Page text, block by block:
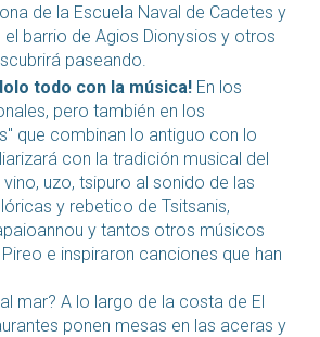
de la Escuela Naval de Cadetes y
el barrio de Agios Dionysios y otros
paseando.
todo con la música!En los
pero también en los
que combinan lo antiguo con lo
con la tradición musical del
uzo, tsipuro al sonido de las
y rebetico de Tsitsanis,
y tantos otros músicos
e inspiraron canciones que han
mar? A lo largo de la costa de El
ponen mesas en las aceras y